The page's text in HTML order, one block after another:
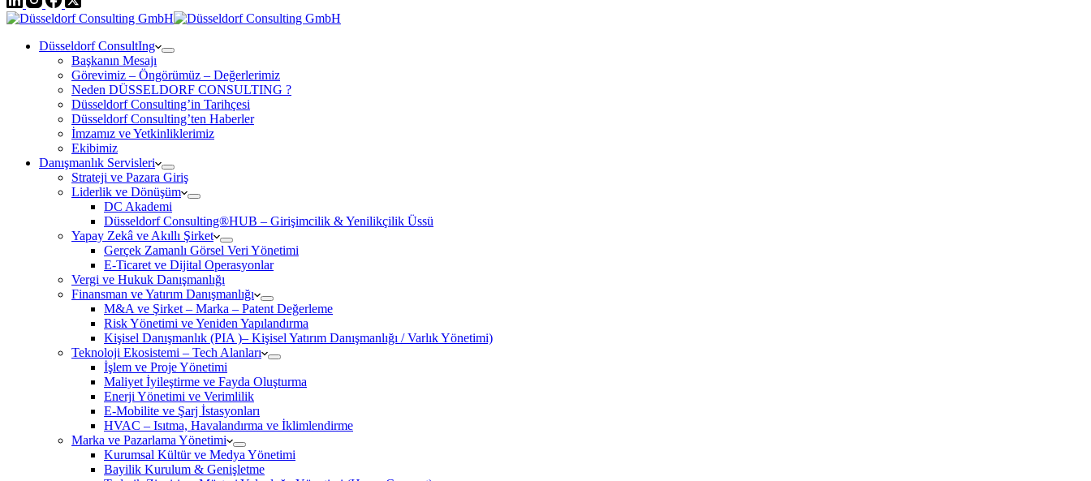
Düsseldorf ConsultIng
Başkanın Mesajı
Görevimiz – Öngörümüz – Değerlerimiz
Neden DÜSSELDORF CONSULTING ?
Düsseldorf Consulting’in Tarihçesi
Düsseldorf Consulting’ten Haberler
İmzamız ve Yetkinliklerimiz
Ekibimiz
Danışmanlık Servisleri
Strateji ve Pazara Giriş
Liderlik ve Dönüşüm
DC Akademi
Düsseldorf Consulting®HUB – Girişimcilik & Yenilikçilik Üssü
Yapay Zekâ ve Akıllı Şirket
Gerçek Zamanlı Görsel Veri Yönetimi
E-Ticaret ve Dijital Operasyonlar
Vergi ve Hukuk Danışmanlığı
Finansman ve Yatırım Danışmanlığı
M&A ve Şirket – Marka – Patent Değerleme
Risk Yönetimi ve Yeniden Yapılandırma
Kişisel Danışmanlık (PIA )– Kişisel Yatırım Danışmanlığı / Varlık Yönetimi)
Teknoloji Ekosistemi – Tech Alanları
İşlem ve Proje Yönetimi
Maliyet İyileştirme ve Fayda Oluşturma
Enerji Yönetimi ve Verimlilik
E-Mobilite ve Şarj İstasyonları
HVAC – Isıtma, Havalandırma ve İklimlendirme
Marka ve Pazarlama Yönetimi
Kurumsal Kültür ve Medya Yönetimi
Bayilik Kurulum & Genişletme